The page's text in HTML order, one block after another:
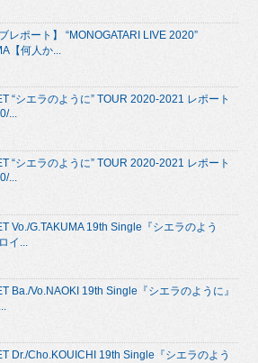
ブレポート】 “MONOGATARI LIVE 2020”
【何人か...
“シエラのように” TOUR 2020-2021 レポート
...
“シエラのように” TOUR 2020-2021 レポート
...
Vo./G.TAKUMA 19th Single『シエラのよう
イ...
Ba./Vo.NAOKI 19th Single『シエラのように』
Dr./Cho.KOUICHI 19th Single『シエラのよう